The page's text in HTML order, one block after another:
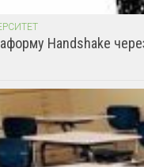
Handshake